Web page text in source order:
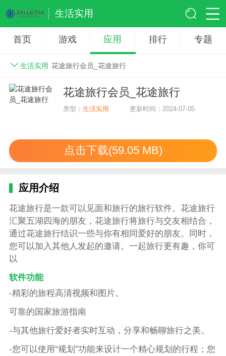
生活实用
首页 游戏 应用 排行 专题
生活实用 花途旅行会员_花途旅行
花途旅行会员_花途旅行
类型：生活实用 更新时间：2024-07-05
点击下载(59.05 MB)
应用介绍
花途旅行是一款可以见面和旅行的旅行软件。花途旅行
汇聚五湖四海的朋友，花途旅行将旅行与交友相结合，
通过花途旅行结识一些与你有相同爱好的朋友。同时，
您可以加入其他人发起的邀请。一起旅行更有趣，你可
以
软件功能
-精彩的旅程高清视频和图片。
可靠的国家旅游指南
-与其他旅行爱好者实时互动，分享和畅聊旅行之美。
-您可以使用“规划”功能来设计一个精心规划的行程；您